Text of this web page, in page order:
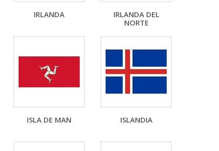
IRLANDA
IRLANDA DEL
NORTE
ISLA DE MAN ISLANDIA